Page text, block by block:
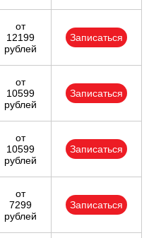
от
12199
рублей
Записаться
от
10599
рублей
Записаться
от
10599
рублей
Записаться
от
7299
рублей
Записаться